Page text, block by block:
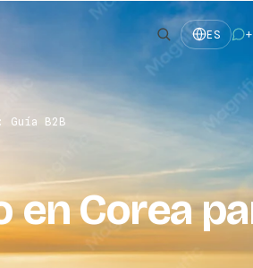
ES
Guía B2B
en Corea